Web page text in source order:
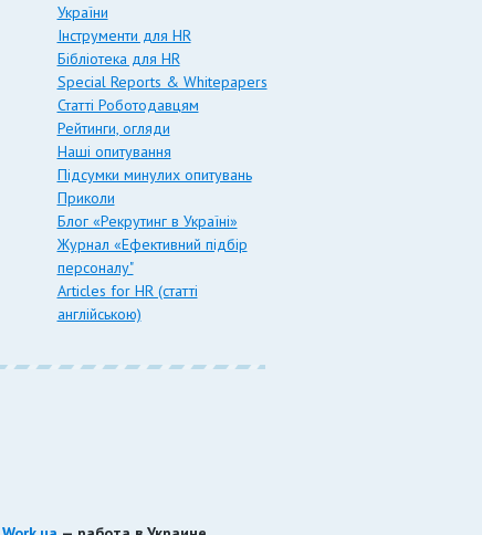
України
Інструменти для HR
Бібліотека для HR
Special Reports & Whitepapers
Статті Роботодавцям
Рейтинги, огляди
Наші опитування
Підсумки минулих опитувань
Приколи
Блог «Рекрутинг в Україні»
Журнал «Ефективний підбір
персоналу"
Articles for HR (статті
англійською)